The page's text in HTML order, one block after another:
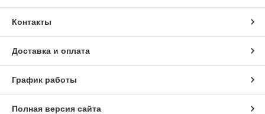
Контакты
Доставка и оплата
График работы
Полная версия сайта